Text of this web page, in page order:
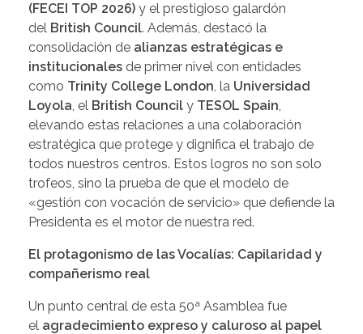
(FECEI TOP 2026) y el prestigioso galardón
del British Council. Además, destacó la
consolidación de alianzas estratégicas e
institucionales de primer nivel con entidades
como Trinity College London , la Universidad
Loyola , el British Council y TESOL Spain
elevando estas relaciones a una colaboración
estratégica que protege y dignifica el trabajo de
todos nuestros centros. Estos logros no son solo
trofeos, sino la prueba de que el modelo de
«gestión con vocación de servicio» que defiende la
Presidenta es el motor de nuestra red.
El protagonismo de las Vocalías: Capilaridad y
compañerismo real
Un punto central de esta 50ª Asamblea fue
el agradecimiento expreso y caluroso al papel